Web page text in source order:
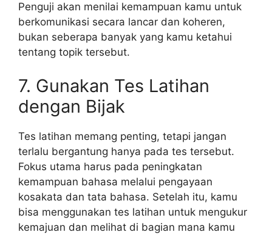
Penguji akan menilai kemampuan kamu untuk
berkomunikasi secara lancar dan koheren,
bukan seberapa banyak yang kamu ketahui
tentang topik tersebut.
7. Gunakan Tes Latihan
dengan Bijak
Tes latihan memang penting, tetapi jangan
terlalu bergantung hanya pada tes tersebut.
Fokus utama harus pada peningkatan
kemampuan bahasa melalui pengayaan
kosakata dan tata bahasa. Setelah itu, kamu
bisa menggunakan tes latihan untuk mengukur
kemajuan dan melihat di bagian mana kamu